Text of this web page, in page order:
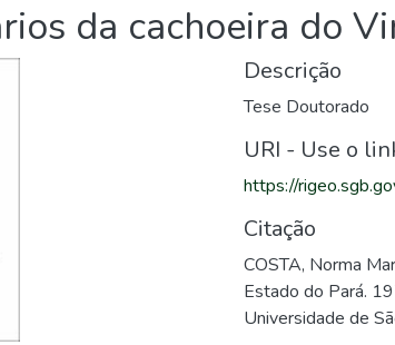
da cachoeira do
Descrição
Tese Doutorado
URI - Use o
https://
Citação
COSTA, Norma
Estado do Pará.
Universidade de